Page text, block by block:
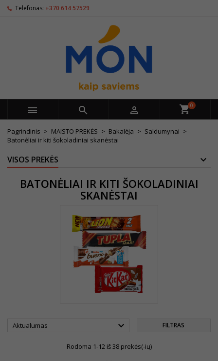
Telefonas: +370 614 57529
   0
Pagrindinis MAISTO PREKĖS Bakalėja
Saldumynai
Batonėliai ir kiti šokoladiniai skanėstai
VISOS PREKĖS
BATONĖLIAI IR KITI ŠOKOLADINIAI
SKANĖSTAI
Aktualumas  FILTRAS
Rodoma 1-12 iš 38 prekės(-ių)